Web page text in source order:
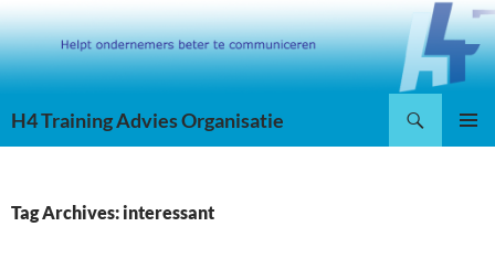
Skip
to
content
H4 Training Advies Organisatie
Tag Archives: interessant